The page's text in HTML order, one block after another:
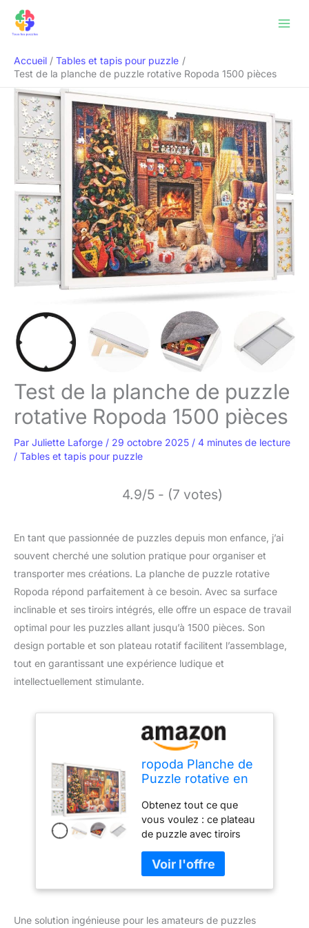
Accueil
Tables et tapis pour puzzle
Test de la planche de puzzle rotative Ropoda 1500 pièces
Test de la planche de puzzle
rotative Ropoda 1500 pièces
Par Juliette Laforge / 29 octobre 2025 / 4 minutes de lecture
/ Tables et tapis pour puzzle
4.9/5 - (7 votes)
En tant que passionnée de puzzles depuis mon enfance, j’ai
souvent cherché une solution pratique pour organiser et
transporter mes créations. La planche de puzzle rotative
Ropoda répond parfaitement à ce besoin. Avec sa surface
inclinable et ses tiroirs intégrés, elle offre un espace de travail
optimal pour les puzzles allant jusqu’à 1500 pièces. Son
design portable et son plateau rotatif facilitent l’assemblage,
tout en garantissant une expérience ludique et
intellectuellement stimulante.
ropoda Planche de
Puzzle rotative en
tiroirs et Couvercle,
Planche de Puzzle
Portable, Planche
de Puzzle
inclinable, Plateau
de Puzzle Rotatif de
1500 pièces, 88,9 x
Obtenez tout ce que
vous voulez : ce plateau
de puzzle avec tiroirs
blanche très adaptable et
d'une surface
antidérapante en feutre
comprend un Lasy
Une solution ingénieuse pour les amateurs de puzzles
Rechercher